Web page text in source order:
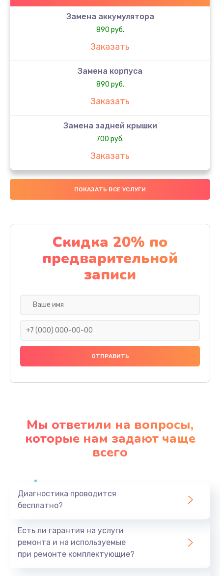
Замена аккумулятора
890 руб.
Заказать
Замена корпуса
890 руб.
Заказать
Замена задней крышки
700 руб.
Заказать
Комплексная чистка
900 руб.
Замена стекла
1100 руб.
Заказать
Замена разъема питания
600 руб.
Заказать
Ремонт мультиконтроллера
Замена кнопки включения
Заказать
ПОКАЗАТЬ ВСЕ УСЛУГИ
Скидка 20% по
предварительной
записи
Мы ответили на вопросы,
которые нам задают чаще
всего
Диагностика проводится
бесплатно?
Есть ли гарантия на услуги
ремонта и на используемые
при ремонте комплектующие?